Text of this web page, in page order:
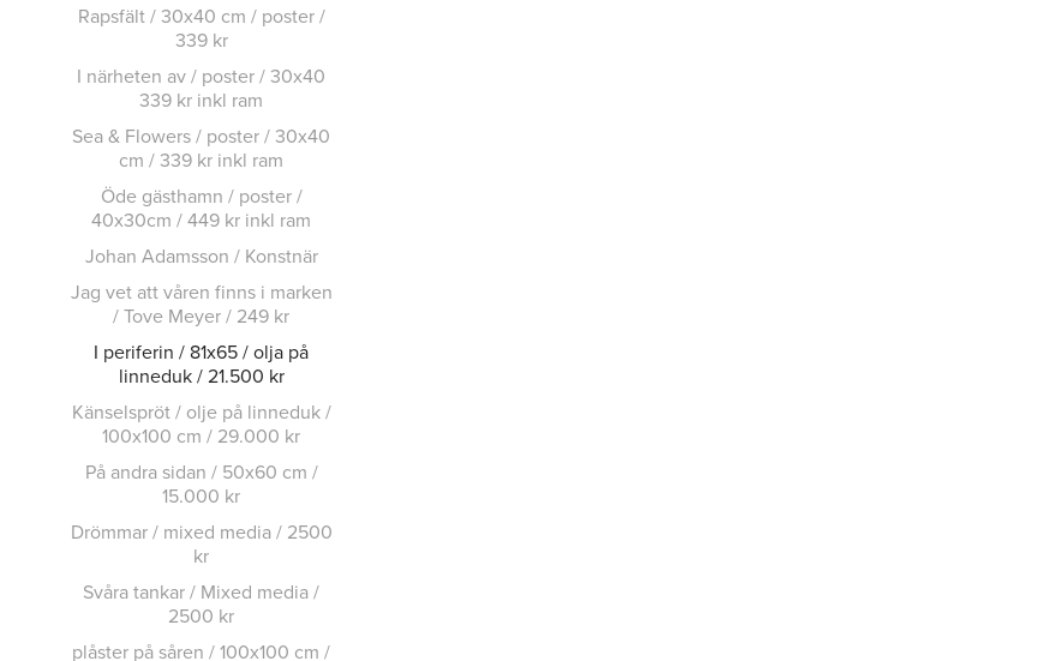
Rapsfält / 30x40 cm / poster /
339 kr
I närheten av / poster / 30x40
339 kr inkl ram
Sea & Flowers / poster / 30x40
cm / 339 kr inkl ram
Öde gästhamn / poster /
40x30cm / 449 kr inkl ram
Johan Adamsson / Konstnär
Jag vet att våren finns i marken
/ Tove Meyer / 249 kr
I periferin / 81x65 / olja på
linneduk / 21.500 kr
Känselspröt / olje på linneduk /
100x100 cm / 29.000 kr
På andra sidan / 50x60 cm /
15.000 kr
Drömmar / mixed media / 2500
kr
Svåra tankar / Mixed media /
2500 kr
plåster på såren / 100x100 cm /